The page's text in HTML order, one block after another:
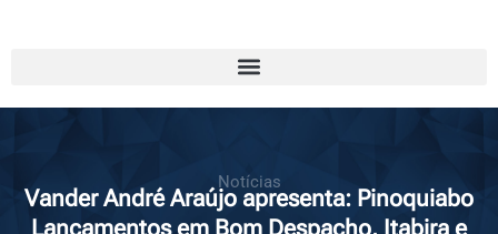
Notícias
Vander André Araújo apresenta: Pinoquiabo
Lançamentos em Bom Despacho, Itabira e